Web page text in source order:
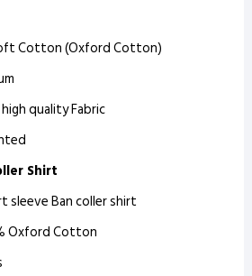
Cotton (Oxford Cotton)
quality Fabric
Shirt
sleeve Ban coller shirt
Oxford Cotton